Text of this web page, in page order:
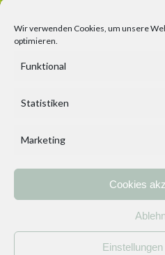
Wir verwenden Cookies, um unsere
optimieren.
Funktional
Statistiken
Marketing
Cookies
Impressum/